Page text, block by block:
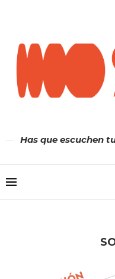
Has que escuchen